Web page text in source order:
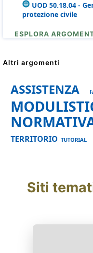
UOD 50.18.04 -
protezione civile
ESPLORA
Altri argomenti
ASSISTENZA
TERRITORIO TUTORIAL
Siti